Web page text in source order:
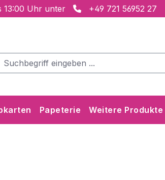
13:00 Uhr unter +49 721 56952 27
Papeterie Weitere Produkte